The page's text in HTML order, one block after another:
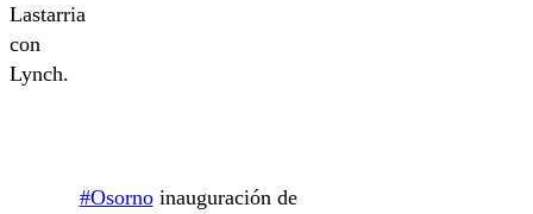
Lastarria
con
Lynch.
#Osornoinauguración de